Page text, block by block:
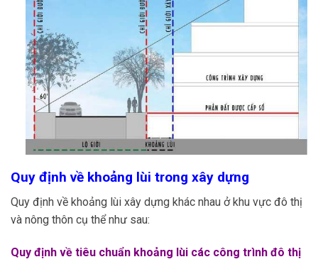
Quy định về khoảng lùi trong xây dựng
Quy định về khoảng lùi xây dựng khác nhau ở khu vực đô thị
và nông thôn cụ thể như sau:
Quy định về tiêu chuẩn khoảng lùi các công trình đô thị